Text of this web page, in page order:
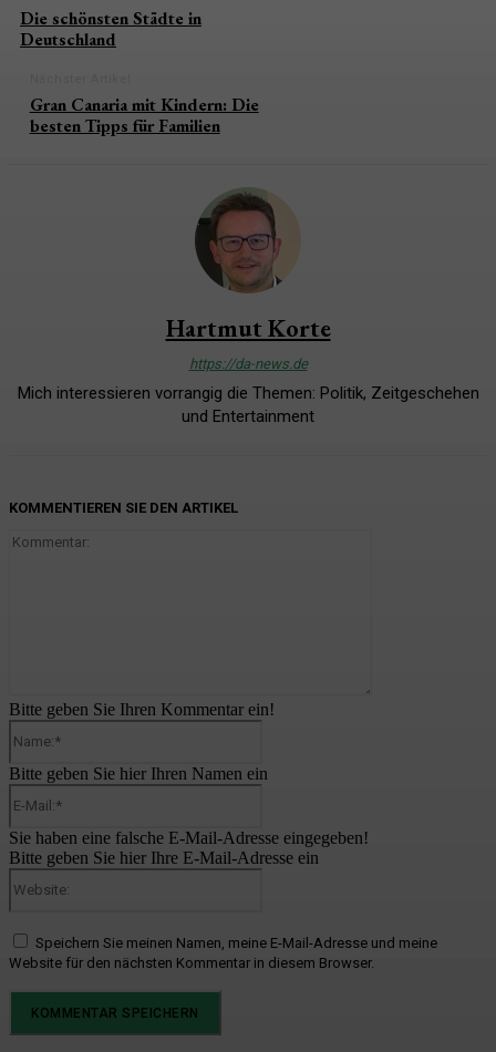
Die schönsten Städte in
Deutschland
Gran Canaria mit Kindern: Die
besten Tipps für Familien
Hartmut Korte
https://da-news.de
Mich interessieren vorrangig die Themen: Politik, Zeitgeschehen
und Entertainment
KOMMENTIEREN SIE DEN ARTIKEL
Bitte geben Sie Ihren Kommentar ein!
Bitte geben Sie hier Ihren Namen ein
Sie haben eine falsche E-Mail-Adresse eingegeben!
Bitte geben Sie hier Ihre E-Mail-Adresse ein
Speichern Sie meinen Namen, meine E-Mail-Adresse und meine
Website für den nächsten Kommentar in diesem Browser.